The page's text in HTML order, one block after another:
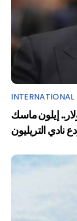
INTERNATIONAL
600 مليار دولار.. إيلون ماسك
نادي التريليون